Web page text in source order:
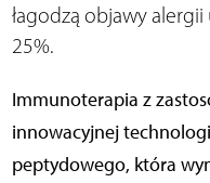
łagodzą objawy
25%.
Immunoterapia z
innowacyjnej
peptydowego, która